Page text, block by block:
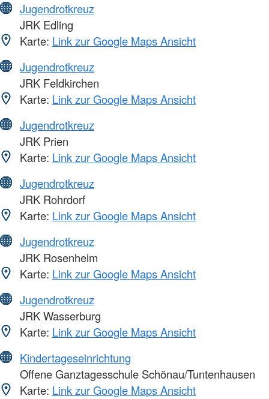
Jugendrotkreuz
JRK Edling
Karte: Link zur Google Maps Ansicht
Jugendrotkreuz
JRK Feldkirchen
Karte: Link zur Google Maps Ansicht
Jugendrotkreuz
JRK Prien
Karte: Link zur Google Maps Ansicht
Jugendrotkreuz
JRK Rohrdorf
Karte: Link zur Google Maps Ansicht
Jugendrotkreuz
JRK Rosenheim
Karte: Link zur Google Maps Ansicht
Jugendrotkreuz
JRK Wasserburg
Karte: Link zur Google Maps Ansicht
Kindertageseinrichtung
Offene Ganztagesschule Schönau/Tuntenhausen
Karte: Link zur Google Maps Ansicht